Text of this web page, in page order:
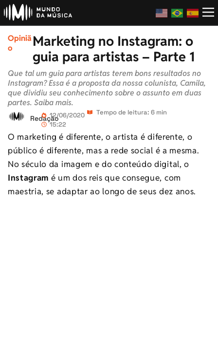
Opiniã
o
Marketing no Instagram: o
guia para artistas – Parte 1
Que tal um guia para artistas terem bons resultados no
Instagram? Essa é a proposta da nossa colunista, Camila,
que dividiu seu conhecimento sobre o assunto em duas
partes. Saiba mais.
Redação12/06/2020
15:22
Tempo de leitura: 6 min
O marketing é diferente, o artista é diferente, o
público é diferente, mas a rede social é a mesma.
No século da imagem e do conteúdo digital, o
Instagram é um dos reis que consegue, com
maestria, se adaptar ao longo de seus dez anos.